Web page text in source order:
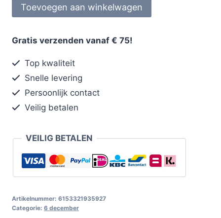
Toevoegen aan winkelwagen
Gratis verzenden vanaf € 75!
Top kwaliteit
Snelle levering
Persoonlijk contact
Veilig betalen
VEILIG BETALEN
Artikelnummer: 6153321935927
Categorie: 6 december